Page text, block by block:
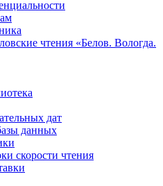
чтения «Белов. Вологда.
дат
данных
скорости чтения